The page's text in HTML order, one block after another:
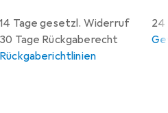
14 Tage gesetzl. Widerruf
30 Tage Rückgaberecht
Rückgaberichtlinien
24